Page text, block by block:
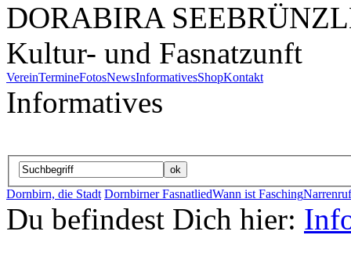
DORABIRA
Kultur- und Fasnatzunft
VereinTermineFotosNewsInformativesShopKontakt
Informatives
Dornbirn, die Stadt Dornbirner FasnatliedWann ist Fasching
Du befindest Dich hier: